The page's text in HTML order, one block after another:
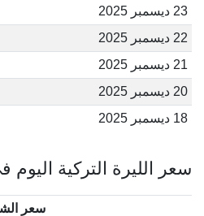
23 ديسمبر 2025
22 ديسمبر 2025
21 ديسمبر 2025
20 ديسمبر 2025
18 ديسمبر 2025
سعر الليرة التركية
سعر